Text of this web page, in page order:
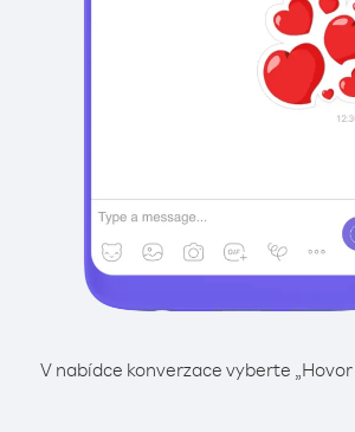
V nabídce konverzace vyberte „Hovor